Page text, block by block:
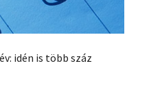
idén is több száz